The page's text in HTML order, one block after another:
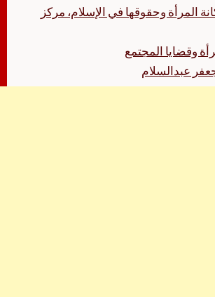
المرأة وحقوقها في الإسلام، مركز
وقضايا المجتمع
عبدالسلام